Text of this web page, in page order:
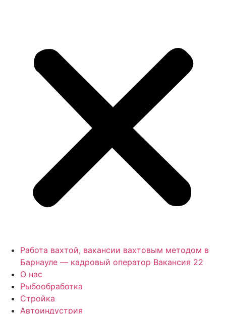
Работа вахтой, вакансии вахтовым методом в
Барнауле — кадровый оператор Вакансия 22
О нас
Рыбообработка
Стройка
Автоиндустрия